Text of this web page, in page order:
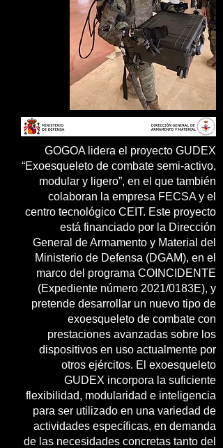
GOGOA lidera el proyecto GUDEX
“Exoesqueleto de combate semi-activo,
modular y ligero”, en el que también
colaboran la empresa FECSA y el
centro tecnológico CEIT. Este proyecto
está financiado por la Dirección
General de Armamento y Material del
Ministerio de Defensa (DGAM), en el
marco del programa COINCIDENTE
(Expediente número 2021/0183E), y
pretende desarrollar un nuevo tipo de
exoesqueleto de combate con
prestaciones avanzadas sobre los
dispositivos en uso actualmente por
otros ejércitos. El exoesqueleto
GUDEX incorpora la suficiente
flexibilidad, modularidad e inteligencia
para ser utilizado en una variedad de
actividades específicas, en demanda
de las necesidades concretas tanto del